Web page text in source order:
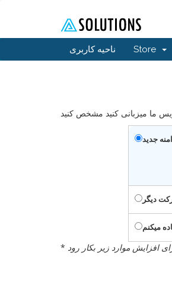
ناحیه کاربری Store
جدید
دیگر
میکنم
*